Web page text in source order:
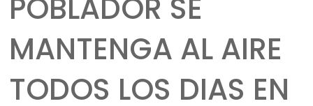
POBLADOR SE
MANTENGA AL AIRE
TODOS LOS DIAS EN